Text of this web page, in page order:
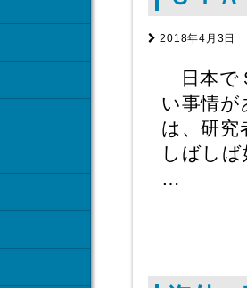
2018年4月3日
日本で
い事情が
は、研究
しばし
…